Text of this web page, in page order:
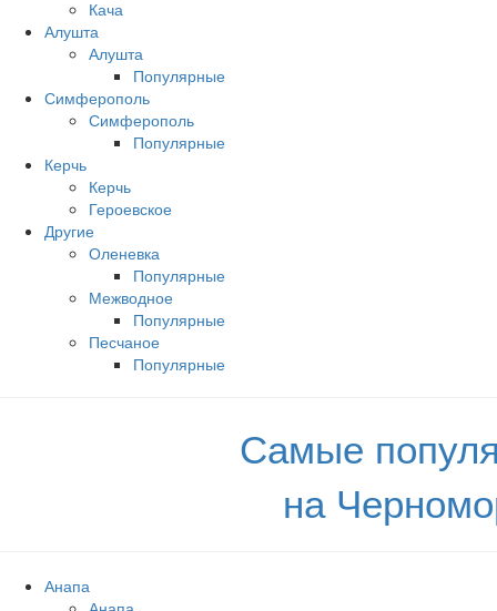
Кача
Алушта
Алушта
Популярные
Симферополь
Симферополь
Популярные
Керчь
Керчь
Героевское
Другие
Оленевка
Популярные
Межводное
Популярные
Песчаное
Популярные
Самые
на
Анапа